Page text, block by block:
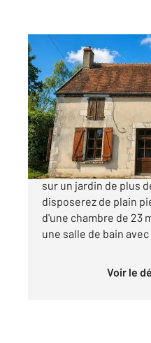
ST BOUIZE 18
79 m2, 3 pièces
Ref : 18214
Maison à vendre
34 000
Charmante maison
sur un jardin de plus
disposerez de plain
d'une chambre de 23
une salle de bain avec
Voir le